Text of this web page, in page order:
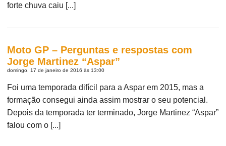
forte chuva caiu [...]
Moto GP – Perguntas e respostas com
Jorge Martinez “Aspar”
domingo, 17 de janeiro de 2016 às 13:00
Foi uma temporada difícil para a Aspar em 2015, mas a
formação consegui ainda assim mostrar o seu potencial.
Depois da temporada ter terminado, Jorge Martinez “Aspar”
falou com o [...]